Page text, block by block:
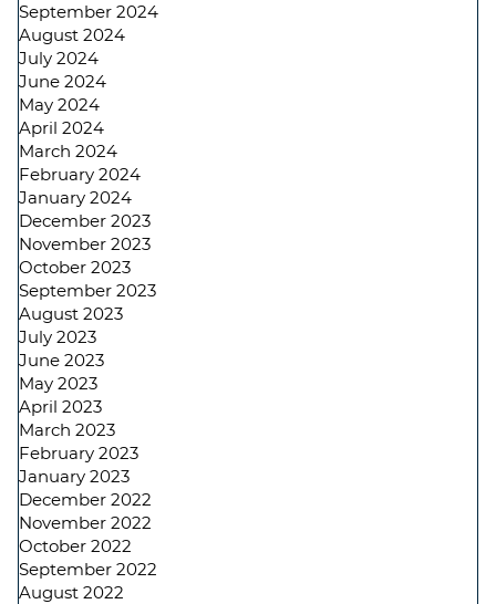
September 2024
August 2024
July 2024
June 2024
May 2024
April 2024
March 2024
February 2024
January 2024
December 2023
November 2023
October 2023
September 2023
August 2023
July 2023
June 2023
May 2023
April 2023
March 2023
February 2023
January 2023
December 2022
November 2022
October 2022
September 2022
August 2022